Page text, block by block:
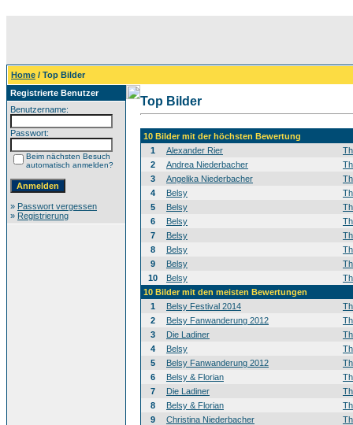
Home / Top Bilder
Registrierte Benutzer
Benutzername:
Passwort:
Beim nächsten Besuch
automatisch anmelden?
» Passwort vergessen
» Registrierung
Top Bilder
10 Bilder mit der höchsten Bewertung
1
Alexander Rier
2
Andrea Niederbacher
3
Angelika Niederbacher
4
Belsy
5
Belsy
6
Belsy
7
Belsy
8
Belsy
9
Belsy
10
Belsy
10 Bilder mit den meisten Bewertungen
1
Belsy Festival 2014
2
Belsy Fanwanderung 2012
3
Die Ladiner
4
Belsy
5
Belsy Fanwanderung 2012
6
Belsy & Florian
7
Die Ladiner
8
Belsy & Florian
9
Christina Niederbacher